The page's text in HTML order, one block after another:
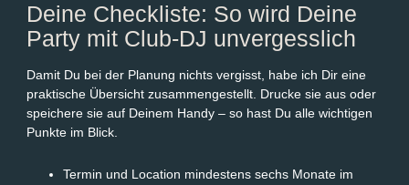
Deine Checkliste: So wird Deine
Party mit Club-DJ unvergesslich
Damit Du bei der Planung nichts vergisst, habe ich Dir eine
praktische Übersicht zusammengestellt. Drucke sie aus oder
speichere sie auf Deinem Handy – so hast Du alle wichtigen
Punkte im Blick.
Termin und Location mindestens sechs Monate im